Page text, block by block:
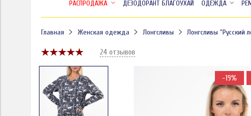
РАСПРОДАЖА ДЕЗОДОРАНТ БЛАГОУХАЙ ОДЕЖДА
Главная Женская одежда Лонгсливы Лонгсливы "Русский
24 отзывов
-19%